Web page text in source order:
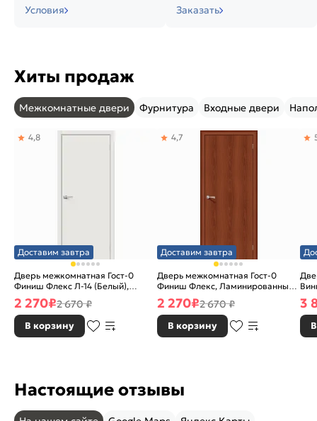
Условия Заказать
Хиты продаж
Межкомнатные двери Фурнитура Входные двери
Доставим завтра
Дверь межкомнатная Гост-0
Финиш Флекс Л-14 (Белый),
глухая, каркасно-щитовая
4,8
2 270₽2 670 ₽
В корзину
Доставим завтра
Дверь межкомнатная Гост-0
Финиш Флекс, Ламинированные
Л-11 (ИталОрех), глухая,
каркасно-щитовая
4,7
2 270₽2 670 ₽
В корзину
3
Настоящие отзывы